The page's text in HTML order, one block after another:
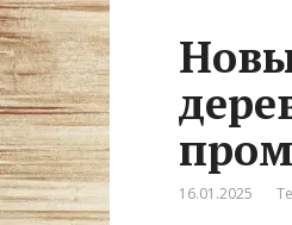
16.01.2025